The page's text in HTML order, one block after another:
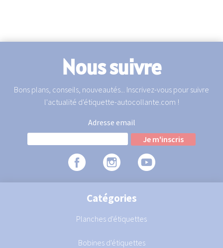
Nous suivre
Bons plans, conseils, nouveautés... Inscrivez-vous pour suivre
l'actualité d'étiquette-autocollante.com !
Adresse email
Catégories
Planches d'étiquettes
Bobines d'étiquettes